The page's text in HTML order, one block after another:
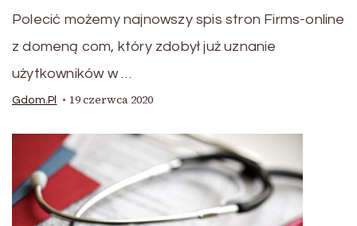
Polecić możemy najnowszy spis stron Firms-online
z domeną com, który zdobył już uznanie
użytkowników w …
Gdom.pl 19 czerwca 2020